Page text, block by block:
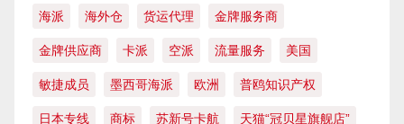
海派 海外仓 货运代理 金牌服务商
金牌供应商 卡派 空派 流量服务 美国
敏捷成员 墨西哥海派 欧洲 普鸥知识产权
日本专线 商标 苏新号卡航 天猫“冠贝星旗舰店”